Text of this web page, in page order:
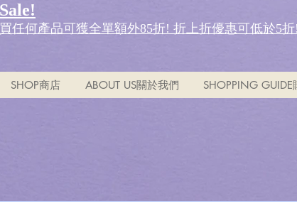
任何產品可獲全單額外85折! 折上折優惠可低於5折!
SHOP商店 ABOUT US關於我們 SHOPPING GUIDE